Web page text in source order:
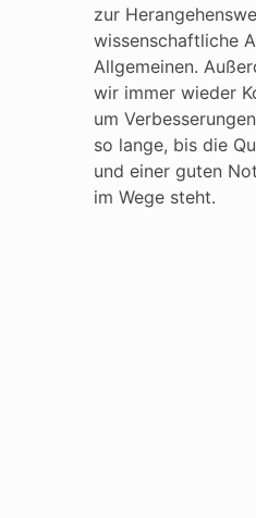
zur
wissenschaftliche
Allgemeinen.
wir immer wieder
um
so lange, bis die
und einer guten
im Wege steht.